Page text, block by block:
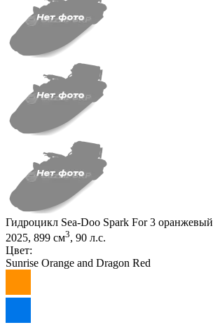
Гидроцикл Sea-Doo Spark For 3 оранжевый
2025, 899 см3, 90 л.с.
Цвет:
Sunrise Orange and Dragon Red